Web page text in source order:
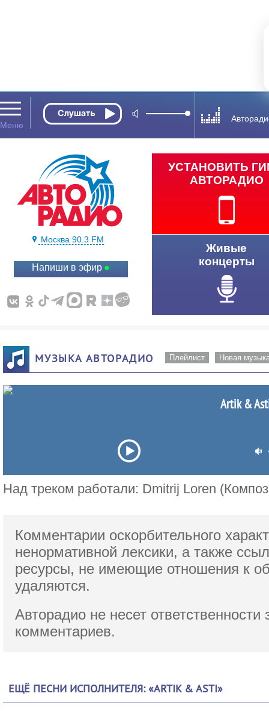
Москва 90.3 FM
Напиши в эфир
УСТАНОВИТЬ
АВТОРАДИО
Живые
концерты
МУЗЫКА АВТОРАДИО Плейлист Новая
Artik &
Над треком работали: Dmitrij Loren
Комментарии оскорбительного
ненормативной лексики, а также
ресурсы, не имеющие отношения к
удаляются.
Авторадио не несет ответственности
комментариев.
ЕЩЁ ПЕСНИ ИСПОЛНИТЕЛЯ: «ARTIK & ASTI»